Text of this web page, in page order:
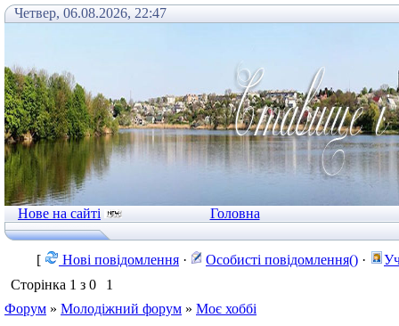
Четвер, 06.08.2026, 22:47
Нове на сайті Головна
[ Нові повідомлення · Особисті повідомлення() ·
Сторінка 1 з 0
1
Форум » Молодіжний форум » Моє хоббі